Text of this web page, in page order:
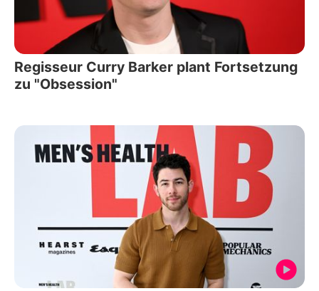
Regisseur Curry Barker plant Fortsetzung
zu "Obsession"